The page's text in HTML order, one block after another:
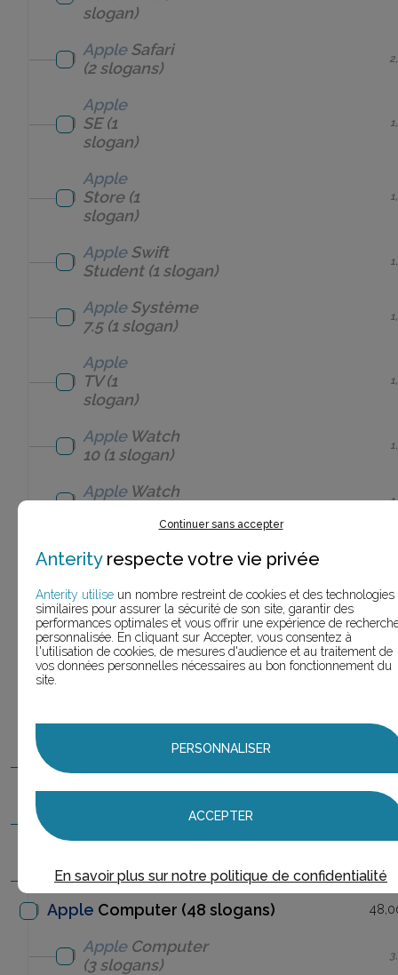
slogan)
Apple Safari
(2 slogans)
Apple
SE(1
slogan)
Apple
Store(1
slogan)
Apple Swift
Student(1 slogan)
Apple Système
7.5(1 slogan)
Apple
TV(1
slogan)
Apple Watch
10(1 slogan)
Apple Watch
Hermès(1 slogan)
AppleWatch serie
4(1 slogan)
AppleWatch serie
5(1 slogan)
6(1 slogan)
Apple& DartyiPhone 6(1 slogan)
Apple Computer (48 slogans)
AppleComputer
(3 slogans)
Continuer sans accepter
Anterityrespecte votre vie privée
Anterity utilise un nombre restreint de cookies et des technologies
similaires pour assurer la sécurité de son site, garantir des
performances optimales et vous offrir une expérience de
personnalisée. En cliquant sur Accepter, vous consentez à
l'utilisation de cookies, de mesures d'audience et au traitement de
vos données personnelles nécessaires au bon fonctionnement du
site.
PERSONNALISER
ACCEPTER
En savoir plus sur notre politique de confidentialité